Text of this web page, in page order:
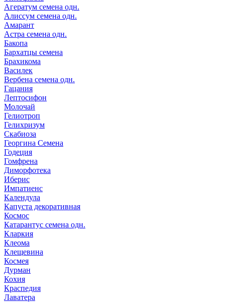
Агератум семена одн.
Алиссум семена одн.
Амарант
Астра семена одн.
Бакопа
Бархатцы семена
Брахикома
Василек
Вербена семена одн.
Гацания
Лептосифон
Молочай
Гелиотроп
Гелихризум
Скабиоза
Георгина Семена
Годеция
Гомфрена
Диморфотека
Иберис
Импатиенс
Календула
Капуста декоративная
Космос
Катарантус семена одн.
Кларкия
Клеома
Клещевина
Космея
Дурман
Кохия
Краспедия
Лаватера